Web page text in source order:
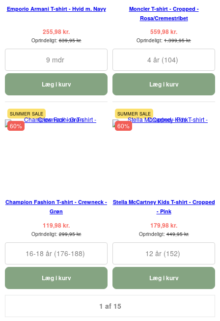
Emporio Armani T-shirt - Hvid m. Navy
255,98 kr.
Oprindeligt:639,95 kr.
9 mdr
Læg i kurv
Moncler T-shirt - Cropped -
Rosa/Cremestribet
559,98 kr.
Oprindeligt: 1.399,95 kr.
4 år (104)
Læg i kurv
SUMMER SALE
60%
Champion Fashion T-shirt - Crewneck -
Grøn
119,98 kr.
Oprindeligt:299,95 kr.
16-18 år (176-188)
Læg i kurv
SUMMER SALE
60%
Stella McCartney Kids T-shirt - Cropped
- Pink
179,98 kr.
Oprindeligt:449,95 kr.
12 år (152)
Læg i kurv
1 af 15